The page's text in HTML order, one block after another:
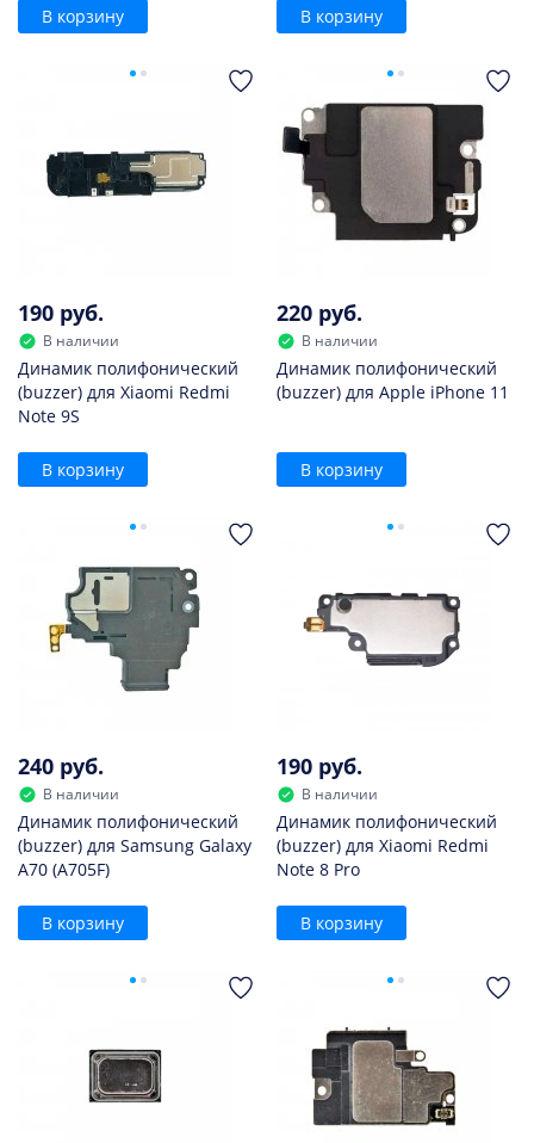
В корзину В корзину
190 руб.
В наличии
Динамик полифонический
(buzzer) для Xiaomi Redmi
Note 9S
В корзину
220 руб.
В наличии
Динамик полифонический
(buzzer) для Apple iPhone 11
В корзину
240 руб.
В наличии
Динамик полифонический
(buzzer) для Samsung Galaxy
A70 (A705F)
В корзину
190 руб.
В наличии
Динамик полифонический
(buzzer) для Xiaomi Redmi
Note 8 Pro
В корзину